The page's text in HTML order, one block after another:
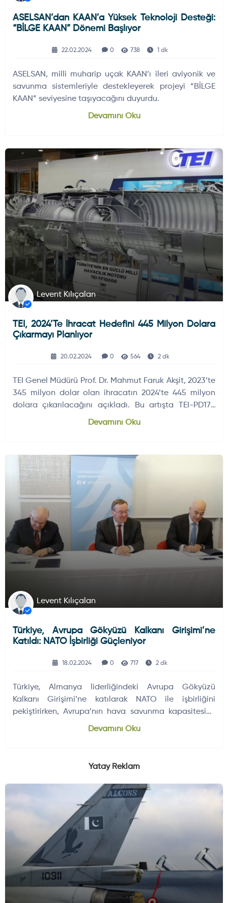
ASELSAN’dan KAAN’a Yüksek Teknoloji Desteği:
“BİLGE KAAN” Dönemi Başlıyor
22.02.2024 0 738 1 dk
ASELSAN, milli muharip uçak KAAN’ı ileri aviyonik ve
savunma sistemleriyle destekleyerek projeyi “BİLGE
KAAN” seviyesine taşıyacağını duyurdu.
Devamını Oku
HAVA HABERLERI
DÜNYADAN GELIŞMELER
Levent Kılıçalan
TEI, 2024’te İhracat Hedefini 445 Milyon Dolara
Çıkarmayı Planlıyor
20.02.2024 0 564 2 dk
TEI Genel Müdürü Prof. Dr. Mahmut Faruk Akşit, 2023’te
345 milyon dolar olan ihracatın 2024’te 445 milyon
dolara çıkarılacağını açıkladı. Bu artışta TEI-PD170
Devamını Oku
HAVA HABERLERI
DÜNYADAN GELIŞMELER
Levent Kılıçalan
Türkiye, Avrupa Gökyüzü Kalkanı Girişimi’ne
Katıldı: NATO İşbirliği Güçleniyor
18.02.2024 0 717 2 dk
Türkiye, Almanya liderliğindeki Avrupa Gökyüzü
Kalkanı Girişimi’ne katılarak NATO ile işbirliğini
pekiştirirken, Avrupa’nın hava savunma kapasitesine
katkı sunmayı hedefliyor.
Devamını Oku
Yatay Reklam
HAVA HABERLERI
FÜZE VE ROKETLER